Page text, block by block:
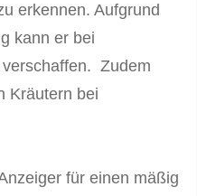
erkennen. Aufgrund
kann er bei
Zudem
Kräutern bei
für einen mäßig